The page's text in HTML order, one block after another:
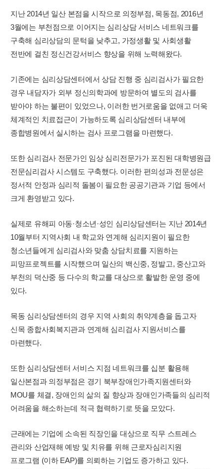
지난 2014년 일산 본점을 시작으로 의정부점, 목동점, 2016년
3월에는 부천점으로 이어지는 심리상담 서비스 네트워크를
구축해 심리상담의 문턱을 낮추고, 가정생활 및 사회생활
전반에 걸친 정신건강서비스 향상을 위해 노력해왔다.
기존에는 심리상담센터에서 상담 진행 중 심리검사가 필요한
경우 내담자가 외부 정신의학과에 방문하여 별도의 검사를
받아야 하는 불편이 있었으나, 이러한 번거로움을 없애고 더욱
체계적인 치료접근이 가능하도록 심리상담센터 내부에
종합병원에서 실시하는 검사 프로그램을 마련했다.
또한 심리검사 전문가인 임상 심리전문가가 포진된 대학병원급
전문심리검사 시스템도 구축했다. 이러한 편의성과 전문성은
정서적 안정과 심리적 돌봄이 필요한 공공기관과 기업 등에서
크게 환영받고 있다.
실제로 유해피 아동·청소년·성인 심리상담센터는 지난 2014년
10월부터 지역사회 내 학교와 연계해 심리지원이 필요한
청소년들에게 심리검사와 맞춤 상담치료를 지원하는
피망프로젝트를 시작했으며 일산의 백신중, 정발고, 중산고와
부천의 덕산중 등 다수의 학교를 대상으로 활발한 운영 중에
있다.
목동 심리상담센터의 경우 지역 사회의 취약계층을 돕고자
신목 종합사회복지관과 연계해 심리검사 지원서비스를
마련했다.
또한 심리상담센터 서비스 지점 네트워크를 십분 활용해
일산본점과 의정부점은 경기 북부장애인가족지원센터와
MOU를 체결, 장애인의 삶의 질 향상과 장애인가족들의 심리적
어려움을 해소하는데 적극 협력하기로 뜻을 모았다.
근래에는 기업에 소속된 직장인을 대상으로 직무 스트레스
관리와 산업재해 예방 및 치유를 위해 근로자심리지원
프로그램 (이하 EAP)를 의뢰하는 기업도 증가하고 있다.